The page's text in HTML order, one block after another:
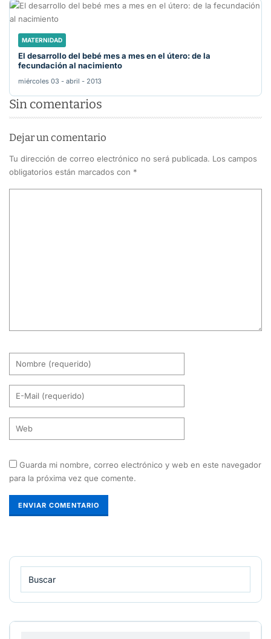
MATERNIDAD
El desarrollo del bebé mes a mes en el útero: de la
fecundación al nacimiento
miércoles 03 - abril - 2013
Sin comentarios
Dejar un comentario
Tu dirección de correo electrónico no será publicada. Los campos
obligatorios están marcados con *
Guarda mi nombre, correo electrónico y web en este navegador
para la próxima vez que comente.